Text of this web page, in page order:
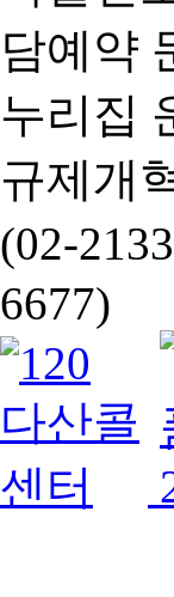
담예약
누리집
규제개
(02-
6677)